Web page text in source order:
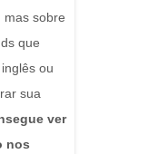
mas sobre
que
ou
sua
ver
nos